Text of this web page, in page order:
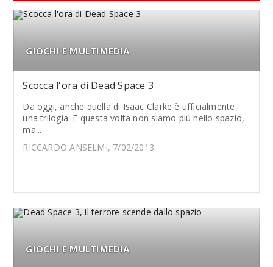
GIOCHI E MULTIMEDIA
Scocca l'ora di Dead Space 3
Da oggi, anche quella di Isaac Clarke è ufficialmente
una trilogia. E questa volta non siamo più nello spazio,
ma...
RICCARDO ANSELMI, 7/02/2013
GIOCHI E MULTIMEDIA